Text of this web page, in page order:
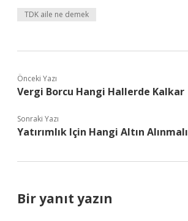
TDK aile ne demek
Önceki Yazı
Vergi Borcu Hangi Hallerde Kalkar
Sonraki Yazı
Yatırımlık Için Hangi Altın Alınmalı
Bir yanıt yazın